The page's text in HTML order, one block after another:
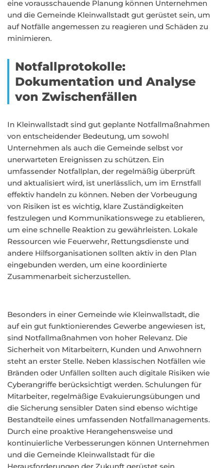
eine vorausschauende Planung können Unternehmen
und die Gemeinde Kleinwallstadt gut gerüstet sein, um
auf Notfälle angemessen zu reagieren und Schäden zu
minimieren.
Notfallprotokolle:
Dokumentation und Analyse
von Zwischenfällen
In Kleinwallstadt sind gut geplante Notfallmaßnahmen
von entscheidender Bedeutung, um sowohl
Unternehmen als auch die Gemeinde selbst vor
unerwarteten Ereignissen zu schützen. Ein
umfassender Notfallplan, der regelmäßig überprüft
und aktualisiert wird, ist unerlässlich, um im Ernstfall
effektiv handeln zu können. Neben der Vorbeugung
von Risiken ist es wichtig, klare Zuständigkeiten
festzulegen und Kommunikationswege zu etablieren,
um eine schnelle Reaktion zu gewährleisten. Lokale
Ressourcen wie Feuerwehr, Rettungsdienste und
andere Hilfsorganisationen sollten aktiv in den Plan
eingebunden werden, um eine koordinierte
Zusammenarbeit sicherzustellen.
Besonders in einer Gemeinde wie Kleinwallstadt, die
auf ein gut funktionierendes Gewerbe angewiesen ist,
sind Notfallmaßnahmen von hoher Relevanz. Die
Sicherheit von Mitarbeitern, Kunden und Anwohnern
steht an erster Stelle. Neben klassischen Notfällen wie
Bränden oder Unfällen sollten auch digitale Risiken wie
Cyberangriffe berücksichtigt werden. Schulungen für
Mitarbeiter, regelmäßige Evakuierungsübungen und
die Sicherung sensibler Daten sind ebenso wichtige
Bestandteile eines umfassenden Notfallmanagements.
Durch eine proaktive Herangehensweise und
kontinuierliche Verbesserungen können Unternehmen
und die Gemeinde Kleinwallstadt für die